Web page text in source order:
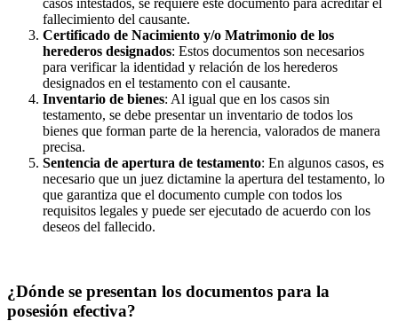
casos intestados, se requiere este documento para acreditar el
fallecimiento del causante.
Certificado de Nacimiento y/o Matrimonio de los
herederos designados: Estos documentos son necesarios
para verificar la identidad y relación de los herederos
designados en el testamento con el causante.
Inventario de bienes: Al igual que en los casos sin
testamento, se debe presentar un inventario de todos los
bienes que forman parte de la herencia, valorados de manera
precisa.
Sentencia de apertura de testamento: En algunos casos, es
necesario que un juez dictamine la apertura del testamento, lo
que garantiza que el documento cumple con todos los
requisitos legales y puede ser ejecutado de acuerdo con los
deseos del fallecido.
¿Dónde se presentan los documentos para la
posesión efectiva?